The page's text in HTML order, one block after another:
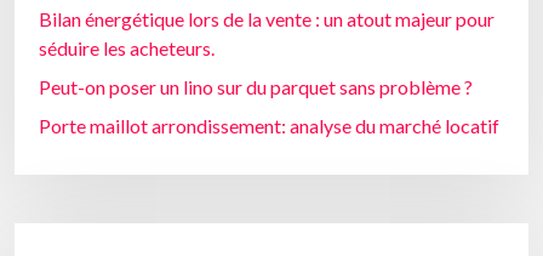
Bilan énergétique lors de la vente : un atout majeur pour
séduire les acheteurs.
Peut-on poser un lino sur du parquet sans problème ?
Porte maillot arrondissement: analyse du marché locatif